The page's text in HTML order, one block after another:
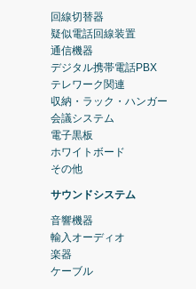
回線切替器
疑似電話回線装置
通信機器
デジタル携帯電話PBX
テレワーク関連
収納・ラック・ハンガー
会議システム
電子黒板
ホワイトボード
その他
サウンドシステム
音響機器
輸入オーディオ
楽器
ケーブル